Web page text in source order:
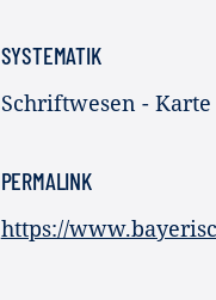
SYSTEMATIK
Schriftwesen - Karte
PERMALINK
https://